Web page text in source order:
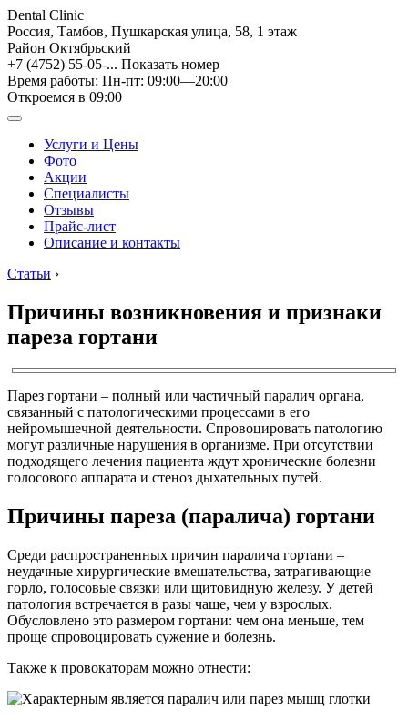
Dental Clinic
Россия, Тамбов, Пушкарская улица, 58, 1 этаж
Район Октябрьский
+7 (4752) 55-05-... Показать номер
Время работы: Пн-пт: 09:00—20:00
Откроемся в 09:00
Услуги и Цены
Фото
Акции
Специалисты
Отзывы
Прайс-лист
Описание и контакты
Статьи ›
Причины возникновения и признаки
пареза гортани
Парез гортани – полный или частичный паралич органа,
связанный с патологическими процессами в его
нейромышечной деятельности. Спровоцировать патологию
могут различные нарушения в организме. При отсутствии
подходящего лечения пациента ждут хронические болезни
голосового аппарата и стеноз дыхательных путей.
Причины пареза (паралича) гортани
Среди распространенных причин паралича гортани –
неудачные хирургические вмешательства, затрагивающие
горло, голосовые связки или щитовидную железу. У детей
патология встречается в разы чаще, чем у взрослых.
Обусловлено это размером гортани: чем она меньше, тем
проще спровоцировать сужение и болезнь.
Также к провокаторам можно отнести: